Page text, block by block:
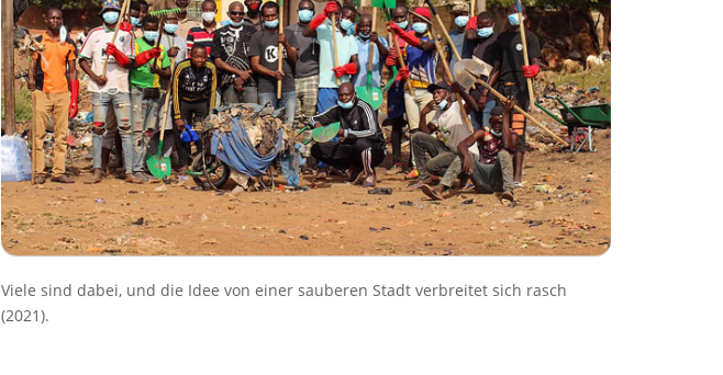
Viele sind dabei, und die Idee von einer sauberen Stadt verbreitet sich rasch
(2021).